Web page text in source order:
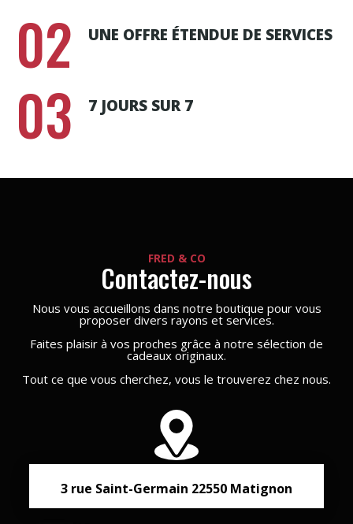
02 UNE OFFRE ÉTENDUE DE SERVICES
03 7 JOURS SUR 7
FRED & CO
Contactez-nous
Nous vous accueillons dans notre boutique pour vous
proposer divers rayons et services.
Faites plaisir à vos proches grâce à notre sélection de
cadeaux originaux.
Tout ce que vous cherchez, vous le trouverez chez nous.
3 rue Saint-Germain 22550 Matignon